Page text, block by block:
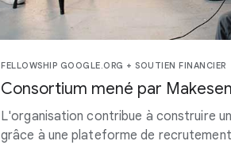
FELLOWSHIP GOOGLE.ORG + SOUTIEN FINANCIER
Consortium mené par
L'organisation contribue à construire
grâce à une plateforme de